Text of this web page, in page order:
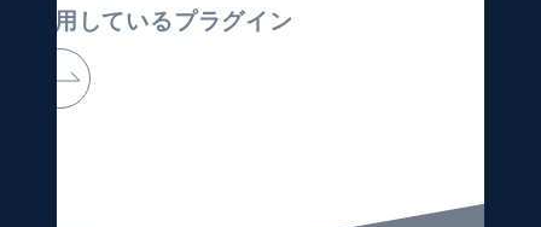
使用しているプラグイン